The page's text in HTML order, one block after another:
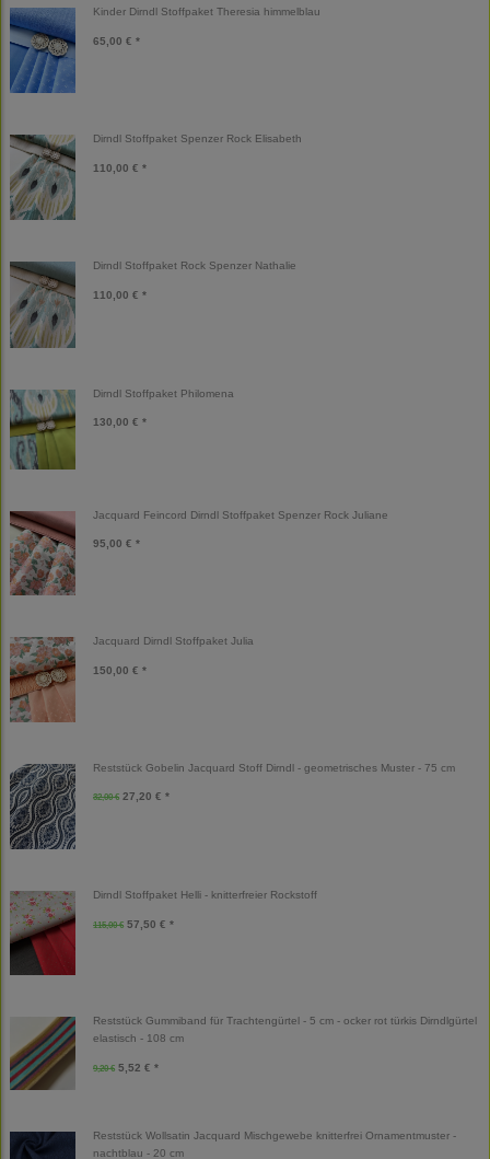
Kinder Dirndl Stoffpaket Theresia himmelblau
65,00 € *
Dirndl Stoffpaket Spenzer Rock Elisabeth
110,00 € *
Dirndl Stoffpaket Rock Spenzer Nathalie
110,00 € *
Dirndl Stoffpaket Philomena
130,00 € *
Jacquard Feincord Dirndl Stoffpaket Spenzer Rock Juliane
95,00 € *
Jacquard Dirndl Stoffpaket Julia
150,00 € *
Reststück Gobelin Jacquard Stoff Dirndl - geometrisches Muster - 75 cm
32,00 € 27,20 € *
Dirndl Stoffpaket Helli - knitterfreier Rockstoff
115,00 € 57,50 € *
Reststück Gummiband für Trachtengürtel - 5 cm - ocker rot türkis Dirndlgürtel
elastisch - 108 cm
9,20 € 5,52 € *
Reststück Wollsatin Jacquard Mischgewebe knitterfrei Ornamentmuster -
nachtblau - 20 cm